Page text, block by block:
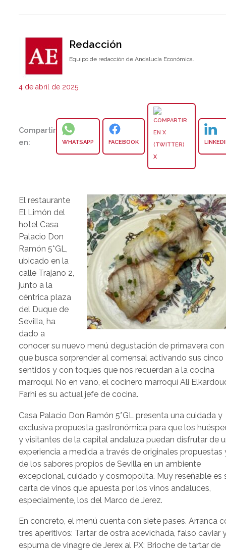
Redacción
Equipo de redacción de Andalucía Económica.
4 de abril de 2025
Compartir
en:
WHATSAPP FACEBOOK
X
El restaurante
El Limón del
hotel Casa
Palacio Don
Ramón 5*GL,
ubicado en la
calle Trajano 2,
junto a la
céntrica plaza
del Duque de
Sevilla, ha
dado a
conocer su nuevo menú degustación de primavera con
que busca sorprender al comensal activando sus cinco
sentidos y con toques que nos recuerdan a la cocina
marroquí. No en vano, el cocinero marroquí Ali
Farhi es su actual jefe de cocina.
Casa Palacio Don Ramón 5*GL presenta una cuidada y
exclusiva propuesta gastronómica para que los
y visitantes de la capital andaluza puedan disfrutar de
experiencia a medida a través de originales propuestas
de los sabores propios de Sevilla en un ambiente
excepcional, cuidado y cosmopolita. Muy reseñable es
carta de vinos que apuesta por los vinos andaluces,
especialmente, los del Marco de Jerez.
En concreto, el menú cuenta con siete pases. Arranca
tres aperitivos: Tartar de ostra acevichada, falso caviar
espuma de vinagre de Jerex al PX; Brioche de tartar de